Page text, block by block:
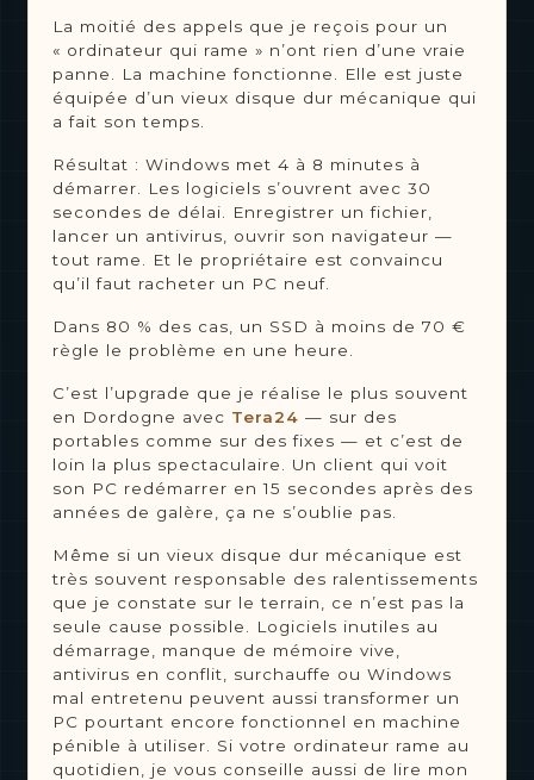
La moitié des appels que je reçois pour un
« ordinateur qui rame » n’ont rien d’une vraie
panne. La machine fonctionne. Elle est juste
équipée d’un vieux disque dur mécanique qui
a fait son temps.
Résultat : Windows met 4 à 8 minutes à
démarrer. Les logiciels s’ouvrent avec 30
secondes de délai. Enregistrer un fichier,
lancer un antivirus, ouvrir son navigateur —
tout rame. Et le propriétaire est convaincu
qu’il faut racheter un PC neuf.
Dans 80 % des cas, un SSD à moins de 70 €
règle le problème en une heure.
C’est l’upgrade que je réalise le plus souvent
en Dordogne avec Tera24 — sur des
portables comme sur des fixes — et c’est de
loin la plus spectaculaire. Un client qui voit
son PC redémarrer en 15 secondes après des
années de galère, ça ne s’oublie pas.
Même si un vieux disque dur mécanique est
très souvent responsable des ralentissements
que je constate sur le terrain, ce n’est pas la
seule cause possible. Logiciels inutiles au
démarrage, manque de mémoire vive,
antivirus en conflit, surchauffe ou Windows
mal entretenu peuvent aussi transformer un
PC pourtant encore fonctionnel en machine
pénible à utiliser. Si votre ordinateur rame au
quotidien, je vous conseille aussi de lire mon